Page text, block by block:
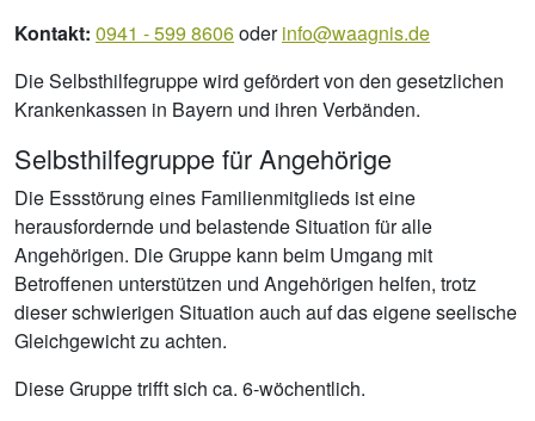
Kontakt: 0941 - 599 8606oderinfo@waagnis.de
Die Selbsthilfegruppe wird gefördert von den gesetzlichen
Krankenkassen in Bayern und ihren Verbänden.
Selbsthilfegruppe für Angehörige
Die Essstörung eines Familienmitglieds ist eine
herausfordernde und belastende Situation für alle
Angehörigen. Die Gruppe kann beim Umgang mit
Betroffenen unterstützen und Angehörigen helfen, trotz
dieser schwierigen Situation auch auf das eigene seelische
Gleichgewicht zu achten.
Diese Gruppe trifft sich ca. 6-wöchentlich.